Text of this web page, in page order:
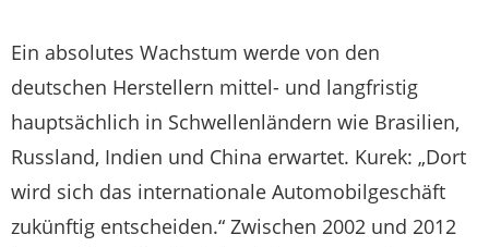
Ein absolutes Wachstum werde von den
deutschen Herstellern mittel- und langfristig
hauptsächlich in Schwellenländern wie Brasilien,
Russland, Indien und China erwartet. Kurek: „Dort
wird sich das internationale Automobilgeschäft
zukünftig entscheiden.“ Zwischen 2002 und 2012